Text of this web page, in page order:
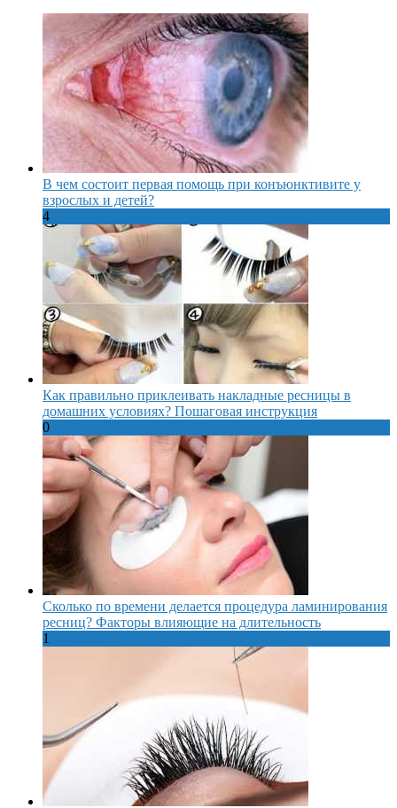
В чем состоит первая помощь при конъюнктивите у
взрослых и детей?
4
Как правильно приклеивать накладные ресницы в
домашних условиях? Пошаговая инструкция
0
Сколько по времени делается процедура ламинирования
ресниц? Факторы влияющие на длительность
1